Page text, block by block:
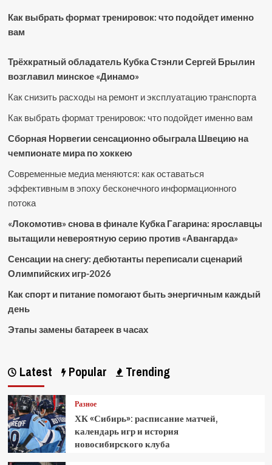
Как выбрать формат тренировок: что подойдет именно
вам
Трёхкратный обладатель Кубка Стэнли Сергей Брылин
возглавил минское «Динамо»
Как снизить расходы на ремонт и эксплуатацию транспорта
Как выбрать формат тренировок: что подойдет именно вам
Сборная Норвегии сенсационно обыграла Швецию на
чемпионате мира по хоккею
Современные медиа меняются: как оставаться
эффективным в эпоху бесконечного информационного
потока
«Локомотив» снова в финале Кубка Гагарина: ярославцы
вытащили невероятную серию против «Авангарда»
Сенсации на снегу: дебютанты переписали сценарий
Олимпийских игр-2026
Как спорт и питание помогают быть энергичным каждый
день
Этапы замены батареек в часах
Latest Popular Trending
Разное
ХК «Сибирь»: расписание матчей,
календарь игр и история
новосибирского клуба